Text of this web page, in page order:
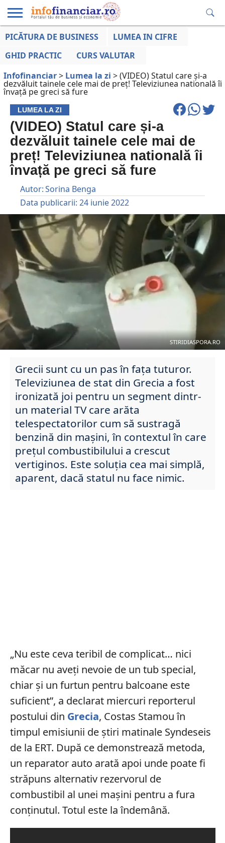
EDUCAȚIE
LA ZI
AFACERILOR
PICĂTURA DE BUSINESS
LUMEA IN CIFRE
GHID PRACTIC
CURS VALUTAR
Infofinanciar> Lumea la zi >(VIDEO) Statul care și-a
dezvăluit tainele cele mai de preț! Televiziunea natională îi
învață pe greci să fure
LUMEA LA ZI
(VIDEO) Statul care și-a
dezvăluit tainele cele mai de
preț! Televiziunea natională îi
învață pe greci să fure
Autor:Sorina Benga
Data publicarii: 24 iunie 2022
STIRIDIASPORA.RO
Grecii sunt cu un pas în fața tuturor.
Televiziunea de stat din Grecia a fost
ironizată joi pentru un segment dintr-
un material TV care arăta
telespectatorilor cum să sustragă
benzină din mașini, în contextul în care
prețul combustibilului a crescut
vertiginos. Este soluția cea mai simplă,
aparent, dacă statul nu face nimic.
„Nu este ceva teribil de complicat… nici
măcar nu aveți nevoie de un tub special,
chiar și un furtun pentru balcoane este
suficient”, a declarat miercuri reporterul
postului din Grecia, Costas Stamou în
timpul emisiunii de știri matinale Syndeseis
de la ERT. După ce demonstrează metoda,
un reparator auto arată apoi unde poate fi
străpuns alternativ rezervorul de
combustibil al unei mașini pentru a fura
conținutul. Totul este la îndemână.